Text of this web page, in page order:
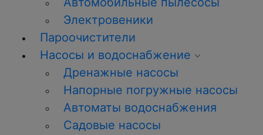
Электровеники
Пароочистители
Насосы и водоснабжение
Дренажные насосы
Напорные погружные насосы
Автоматы водоснабжения
Садовые насосы